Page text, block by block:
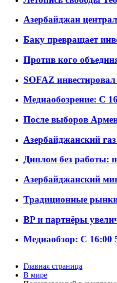
Азербайджан
Баку превращает
Против кого
SOFAZ
Медиаобозрение: С
После выборов
Азербайджанский
Диплом без работы:
Азербайджанский
Традиционные рынки
BP и партнёры
Медиаобзор: С 16:00
Главная страница
В мире